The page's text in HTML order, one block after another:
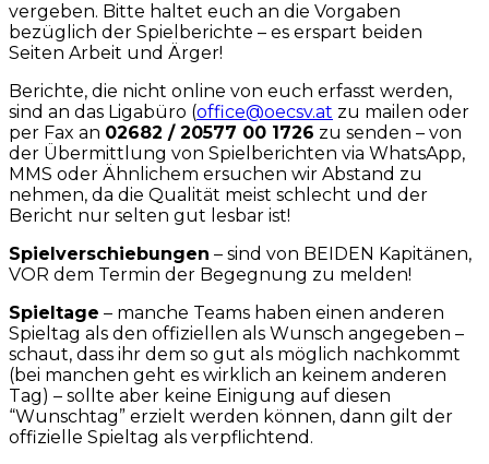
vergeben. Bitte haltet euch an die Vorgaben
bezüglich der Spielberichte – es erspart beiden
Seiten Arbeit und Ärger!
Berichte, die nicht online von euch erfasst werden,
sind an das Ligabüro (office@oecsv.at zu mailen oder
per Fax an 02682 / 20577 00 1726 zu senden – von
der Übermittlung von Spielberichten via WhatsApp,
MMS oder Ähnlichem ersuchen wir Abstand zu
nehmen, da die Qualität meist schlecht und der
Bericht nur selten gut lesbar ist!
Spielverschiebungen – sind von BEIDEN Kapitänen,
VOR dem Termin der Begegnung zu melden!
Spieltage – manche Teams haben einen anderen
Spieltag als den offiziellen als Wunsch angegeben –
schaut, dass ihr dem so gut als möglich nachkommt
(bei manchen geht es wirklich an keinem anderen
Tag) – sollte aber keine Einigung auf diesen
“Wunschtag” erzielt werden können, dann gilt der
offizielle Spieltag als verpflichtend.